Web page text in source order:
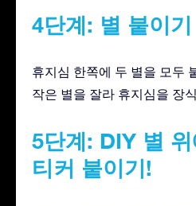
4단계: 별 붙이기
휴지심 한쪽에 두 별을 모두
작은 별을 잘라 휴지심을 장
5단계: DIY 별
티커 붙이기!